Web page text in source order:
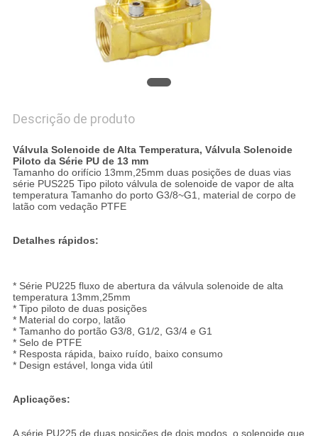
Descrição de produto
Válvula Solenoide de Alta Temperatura, Válvula Solenoide
Piloto da Série PU de 13 mm
Tamanho do orifício 13mm,25mm duas posições de duas vias
série PUS225 Tipo piloto válvula de solenoide de vapor de alta
temperatura Tamanho do porto G3/8~G1, material de corpo de
latão com vedação PTFE
Detalhes rápidos:
* Série PU225 fluxo de abertura da válvula solenoide de alta
temperatura 13mm,25mm
* Tipo piloto de duas posições
* Material do corpo, latão
* Tamanho do portão G3/8, G1/2, G3/4 e G1
* Selo de PTFE
* Resposta rápida, baixo ruído, baixo consumo
* Design estável, longa vida útil
Aplicações:
A série PU225 de duas posições de dois modos, o solenoide que